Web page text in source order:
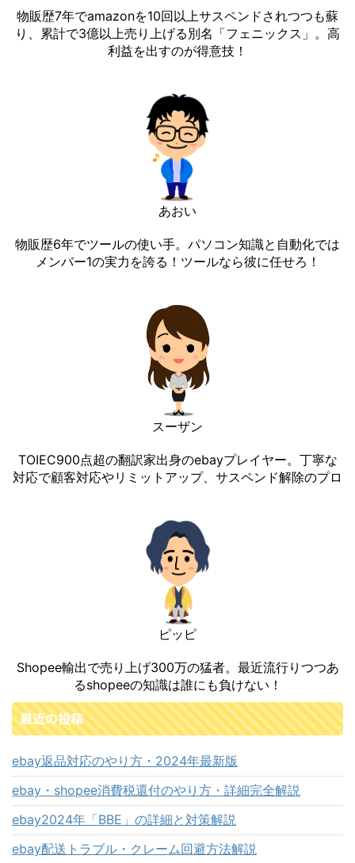
物販歴7年でamazonを10回以上サスペンドされつつも蘇
り、累計で3億以上売り上げる別名「フェニックス」。高
利益を出すのが得意技！
あおい
物販歴6年でツールの使い手。パソコン知識と自動化では
メンバー1の実力を誇る！ツールなら彼に任せろ！
スーザン
TOIEC900点超の翻訳家出身のebayプレイヤー。丁寧な
対応で顧客対応やリミットアップ、サスペンド解除のプロ
ピッピ
Shopee輸出で売り上げ300万の猛者。最近流行りつつあ
るshopeeの知識は誰にも負けない！
最近の投稿
ebay返品対応のやり方・2024年最新版
ebay・shopee消費税還付のやり方・詳細完全解説
ebay2024年「BBE」の詳細と対策解説
ebay配送トラブル・クレーム回避方法解説